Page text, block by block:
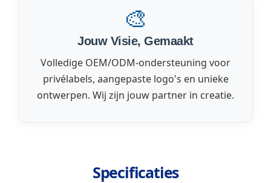
🎨
Jouw Visie, Gemaakt
Volledige OEM/ODM-ondersteuning voor
privélabels, aangepaste logo's en unieke
ontwerpen. Wij zijn jouw partner in creatie.
Specificaties